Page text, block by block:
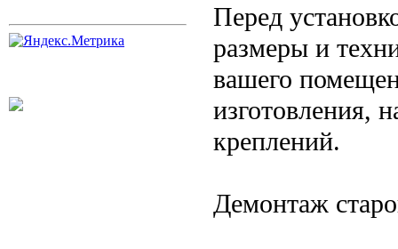
Перед
размеры и
вашего
изготовления,
креплений.
Демонтаж